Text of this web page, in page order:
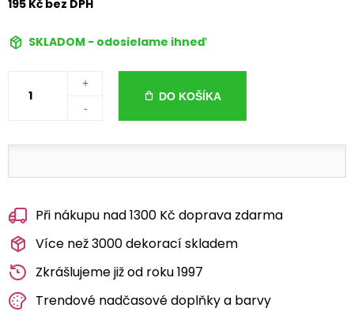
195 Kč bez DPH
SKLADOM - odosielame ihneď
+
-
DO KOŠÍKA
Při nákupu nad 1300 Kč doprava zdarma
Více než 3000 dekorací skladem
Zkrášlujeme již od roku 1997
Trendové nadčasové doplňky a barvy